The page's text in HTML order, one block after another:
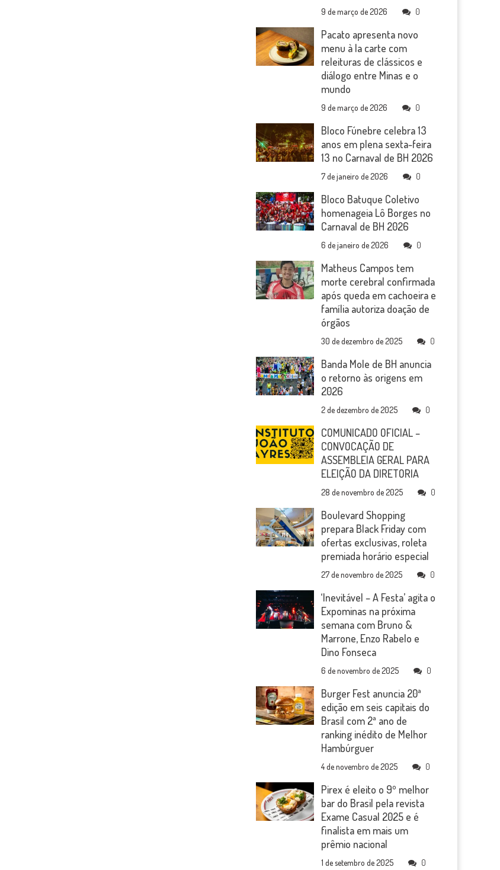
9 de março de 2026 0
Pacato apresenta novo
menu à la carte com
releituras de clássicos e
diálogo entre Minas e o
mundo
9 de março de 2026 0
Bloco Fúnebre celebra 13
anos em plena sexta-feira
13 no Carnaval de BH 2026
7 de janeiro de 2026 0
Bloco Batuque Coletivo
homenageia Lô Borges no
Carnaval de BH 2026
6 de janeiro de 2026 0
Matheus Campos tem
morte cerebral confirmada
após queda em cachoeira e
família autoriza doação de
órgãos
30 de dezembro de 2025 0
Banda Mole de BH anuncia
o retorno às origens em
2026
2 de dezembro de 2025 0
COMUNICADO OFICIAL –
CONVOCAÇÃO DE
ASSEMBLEIA GERAL PARA
ELEIÇÃO DA DIRETORIA
28 de novembro de 2025 0
Boulevard Shopping
prepara Black Friday com
ofertas exclusivas, roleta
premiada horário especial
27 de novembro de 2025 0
‘Inevitável – A Festa’ agita o
Expominas na próxima
semana com Bruno &
Marrone, Enzo Rabelo e
Dino Fonseca
6 de novembro de 2025 0
Burger Fest anuncia 20ª
edição em seis capitais do
Brasil com 2ª ano de
ranking inédito de Melhor
Hambúrguer
4 de novembro de 2025 0
Pirex é eleito o 9º melhor
bar do Brasil pela revista
Exame Casual 2025 e é
finalista em mais um
prêmio nacional
1 de setembro de 2025 0